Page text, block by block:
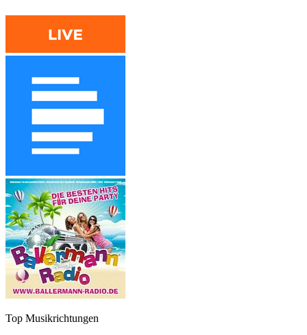
Top Musikrichtungen